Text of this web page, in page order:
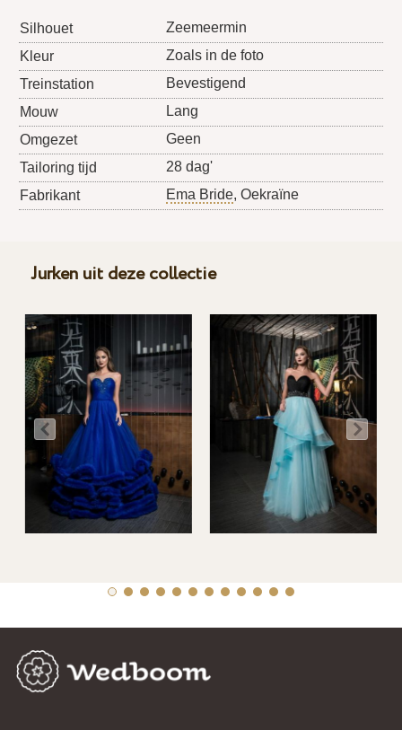
Silhouet
Zeemeermin
Kleur
Zoals in de foto
Treinstation
Bevestigend
Mouw
Lang
Omgezet
Geen
Tailoring tijd
28 dag'
Fabrikant
Ema Bride, Oekraïne
Jurken uit deze collectie